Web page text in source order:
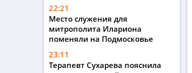
22:21
Место служения для
митрополита Илариона
поменяли на Подмосковье
23:11
Терапевт Сухарева пояснила